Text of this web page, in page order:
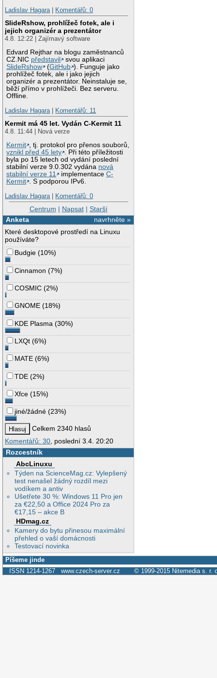
Ladislav Hagara| Komentářů: 0
SlideRshow, prohlížeč fotek, ale i
jejich organizér a prezentátor
4.8. 12:22 | Zajímavý software
Edvard Rejthar na blogu zaměstnanců
CZ.NIC představil
svou aplikaci
SlideRshow
(GitHub ). Funguje jako
prohlížeč fotek, ale i jako jejich
organizér a prezentátor. Neinstaluje se,
běží přímo v prohlížeči. Bez serveru.
Offline.
Ladislav Hagara| Komentářů: 11
Kermit má 45 let. Vydán C-Kermit 11
4.8. 11:44 | Nová verze
Kermit , tj. protokol pro přenos souborů,
vznikl před 45 lety . Při této příležitosti
byla po 15 letech od vydání poslední
stabilní verze 9.0.302 vydána nová
stabilní verze 11
implementaceC-
Kermit . S podporou IPv6.
Ladislav Hagara| Komentářů: 0
Centrum | Napsat| Starší
navrhněte »
Anketa
Které desktopové prostředí na Linuxu
používáte?
Budgie (10%)
Cinnamon (7%)
COSMIC (2%)
GNOME (18%)
KDE Plasma (30%)
LXQt (6%)
MATE (6%)
TDE (2%)
Xfce (15%)
jiné/žádné (23%)
Celkem 2340 hlasů
Komentářů: 30 , poslední 3.4. 20:20
Rozcestník
AbcLinuxu
Týden na ScienceMag.cz: Vylepšený
test nenašel žádný rozdíl mezi
vodíkem a antiv
Ušetřete 30 %: Windows 11 Pro jen
za €22,50 a Office 2024 Pro za
€17,15 – akce B
HDmag.cz
Kamery do bytu přinesou maximální
přehled o vaší domácnosti
Testovací novinka
Píšeme jinde
ISSN 1214-1267 www.czech-server.cz © 1999-2015 Nitemedia s. r.